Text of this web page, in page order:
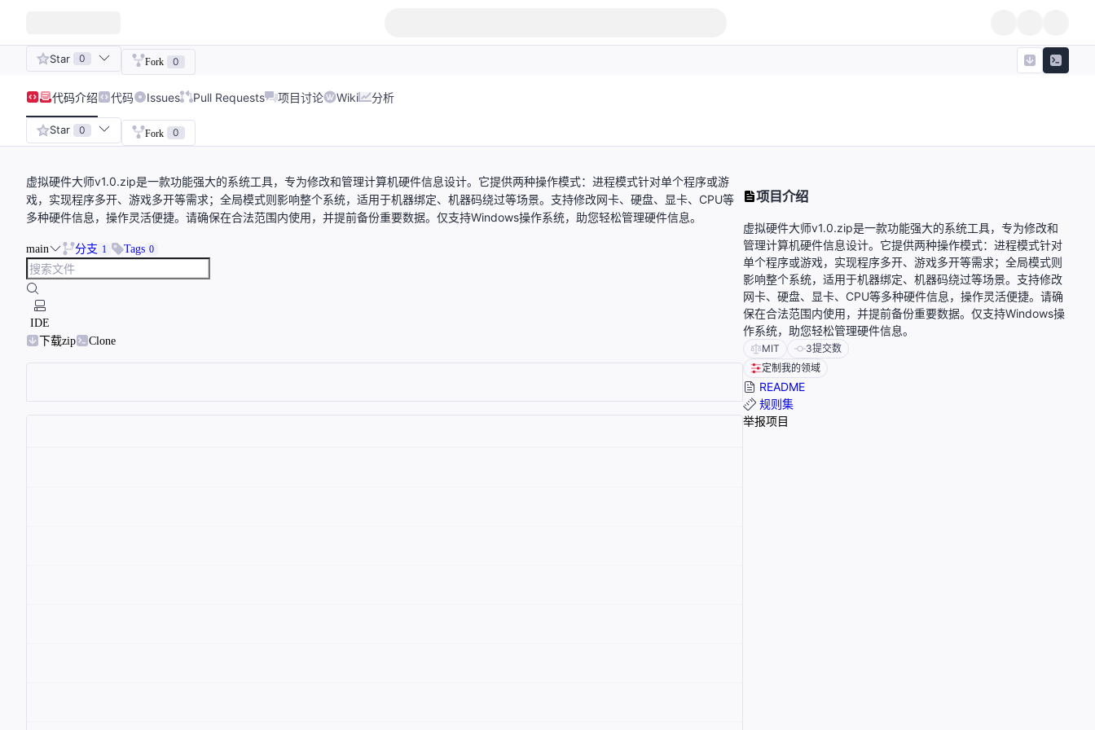
Star 0 Fork 0
代码介绍 代码 Issues Pull Requests 项目讨论 Wiki 分析
Star 0 Fork 0
虚拟硬件大师v1.0.zip是一款功能强大的系统工具，专为修改和管理计算机硬件信息设计。它提供两种操作模式：进程模式针对单个程序或游
戏，实现程序多开、游戏多开等需求；全局模式则影响整个系统，适用于机器绑定、机器码绕过等场景。支持修改网卡、硬盘、显卡、CPU等
多种硬件信息，操作灵活便捷。请确保在合法范围内使用，并提前备份重要数据。仅支持Windows操作系统，助您轻松管理硬件信息。
main 分支 1 Tags 0
IDE
下载zip
Clone
项目介绍
虚拟硬件大师v1.0.zip是一款功能强大的系统工具，专为修改和
管理计算机硬件信息设计。它提供两种操作模式：进程模式针对
单个程序或游戏，实现程序多开、游戏多开等需求；全局模式则
影响整个系统，适用于机器绑定、机器码绕过等场景。支持修改
网卡、硬盘、显卡、CPU等多种硬件信息，操作灵活便捷。请确
保在合法范围内使用，并提前备份重要数据。仅支持Windows操
作系统，助您轻松管理硬件信息。
MIT 3提交数
定制我的领域
README
规则集
举报项目